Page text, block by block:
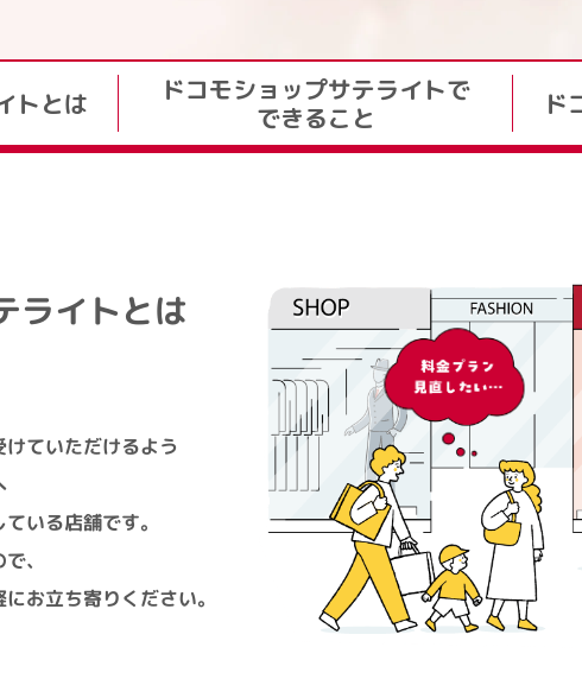
トとは
ドコモショップサテライトで
できること
ド
ライトとは
けていただけるよう
ている店舗です。
、
にお立ち寄りください。